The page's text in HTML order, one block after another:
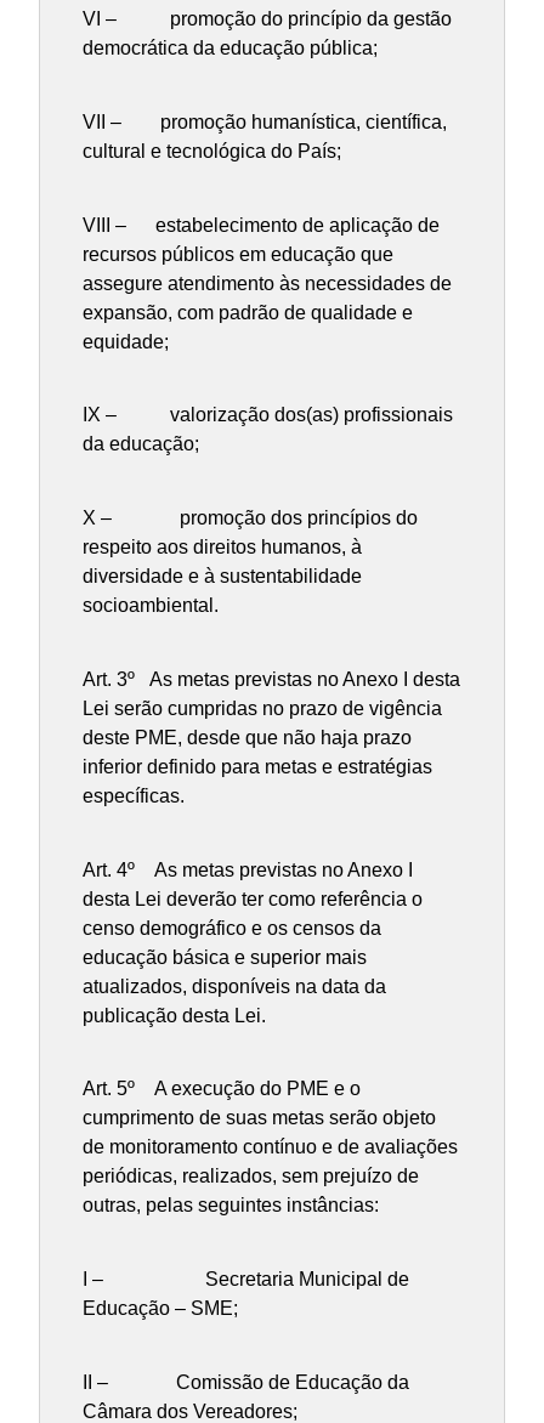
VI – promoção do princípio da gestão
democrática da educação pública;
VII – promoção humanística, científica,
cultural e tecnológica do País;
VIII – estabelecimento de aplicação de
recursos públicos em educação que
assegure atendimento às necessidades de
expansão, com padrão de qualidade e
equidade;
IX – valorização dos(as) profissionais
da educação;
X – promoção dos princípios do
respeito aos direitos humanos, à
diversidade e à sustentabilidade
socioambiental.
Art. 3º As metas previstas no Anexo I desta
Lei serão cumpridas no prazo de vigência
deste PME, desde que não haja prazo
inferior definido para metas e estratégias
específicas.
Art. 4º As metas previstas no Anexo I
desta Lei deverão ter como referência o
censo demográfico e os censos da
educação básica e superior mais
atualizados, disponíveis na data da
publicação desta Lei.
Art. 5º A execução do PME e o
cumprimento de suas metas serão objeto
de monitoramento contínuo e de avaliações
periódicas, realizados, sem prejuízo de
outras, pelas seguintes instâncias:
I – Secretaria Municipal de
Educação – SME;
II – Comissão de Educação da
Câmara dos Vereadores;